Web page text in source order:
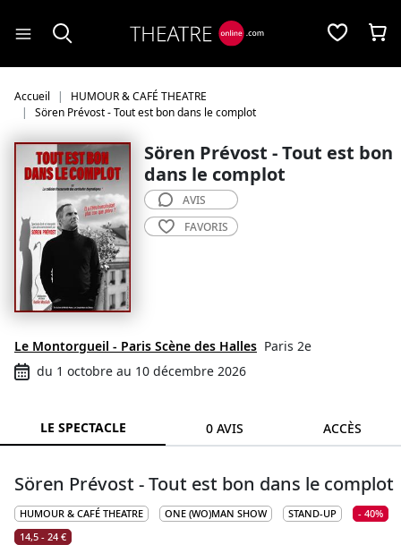
Accueil
HUMOUR & CAFÉ THEATRE
Sören Prévost - Tout est bon dans le complot
Sören Prévost - Tout est bon
dans le complot
Le Montorgueil - Paris Scène des Halles Paris 2e
du 1 octobre au 10 décembre 2026
AVIS
FAVORIS
LE SPECTACLE 0 AVIS ACCÈS
Sören Prévost - Tout est bon dans le complot
HUMOUR & CAFÉ THEATRE ONE (WO)MAN SHOW STAND-UP
- 40%
14,5 - 24 €